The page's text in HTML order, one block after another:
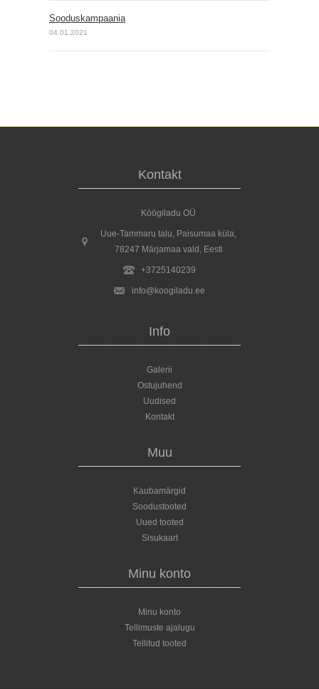
Sooduskampaania
04.01.2021
Kontakt
Köögiladu OÜ
Uue-Tammaru talu, Paisumaa küla,
78247 Märjamaa vald , Eesti
+3725140239
info@koogiladu.ee
Info
Galerii
Ostujuhend
Uudised
Kontakt
Muu
Kaubamärgid
Soodustooted
Uued tooted
Sisukaart
Minu konto
Minu konto
Tellimuste ajalugu
Tellitud tooted